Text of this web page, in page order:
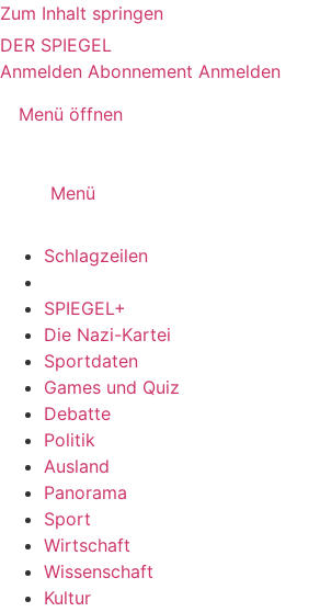
Zum Inhalt springen
DER SPIEGEL
Anmelden Abonnement Anmelden
Menü öffnen
Menü
Schlagzeilen
SPIEGEL+
Die Nazi-Kartei
Sportdaten
Games und Quiz
Debatte
Politik
Ausland
Panorama
Sport
Wirtschaft
Wissenschaft
Kultur